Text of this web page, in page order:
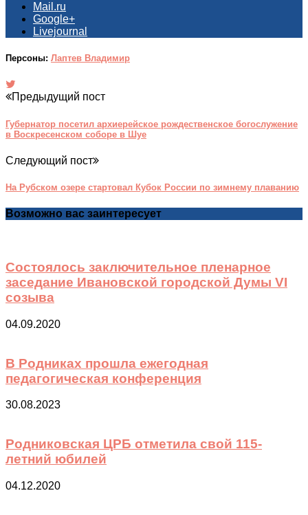
Mail.ru
Google+
Livejournal
Персоны: Лаптев Владимир
Предыдущий пост
Губернатор посетил архиерейское рождественское богослужение
в Воскресенском соборе в Шуе
Следующий пост
На Рубском озере стартовал Кубок России по зимнему плаванию
Возможно вас заинтересует
Состоялось заключительное пленарное
заседание Ивановской городской Думы VI
созыва
04.09.2020
В Родниках прошла ежегодная
педагогическая конференция
30.08.2023
Родниковская ЦРБ отметила свой 115-
летний юбилей
04.12.2020